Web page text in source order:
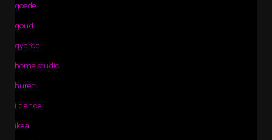
goede
goud
gyproc
home studio
huren
i dance
ikea